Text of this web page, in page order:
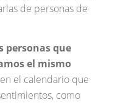
de personas de
personas que
el mismo
el calendario que
como